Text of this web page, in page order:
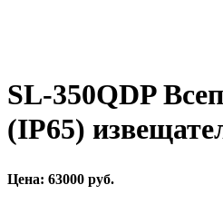
SL-350QDP
(IP65)
Цена: 63000 руб.